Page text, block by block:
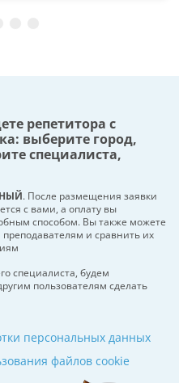
репетитора с
выберите город,
специалиста,
. После размещения заявки
с вами, а оплату вы
способом. Вы также можете
преподавателям и сравнить их
специалиста, будем
пользователям сделать
персональных данных
файлов cookie